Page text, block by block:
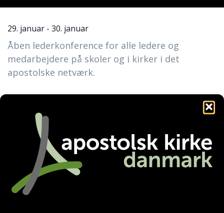
29. januar - 30. januar
Åben lederkonference for alle ledere og
medarbejdere på skoler og i kirker i det
apostolske netværk.
skal udfyldes
E-mail *